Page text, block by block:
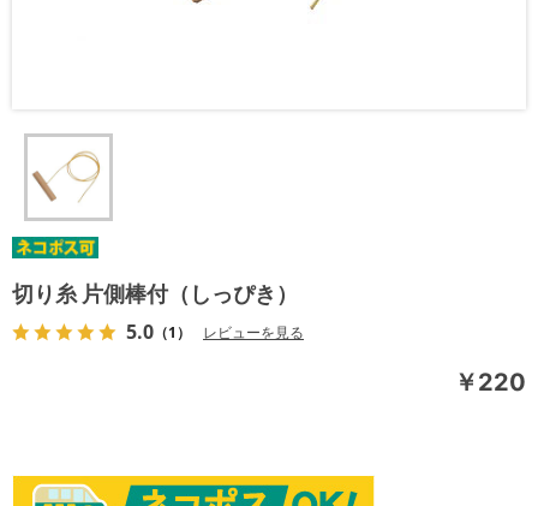
切り糸 片側棒付（しっぴき）
5.0 （1） レビューを見る
￥220